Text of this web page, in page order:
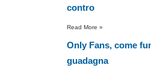
contro
Read More »
Only Fans, come
guadagna